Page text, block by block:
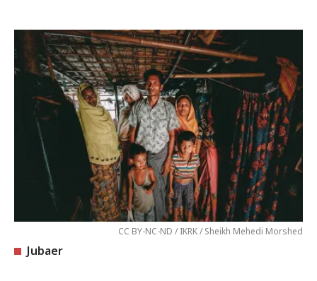
CC BY-NC-ND / IKRK / Sheikh Mehedi Morshed
Jubaer